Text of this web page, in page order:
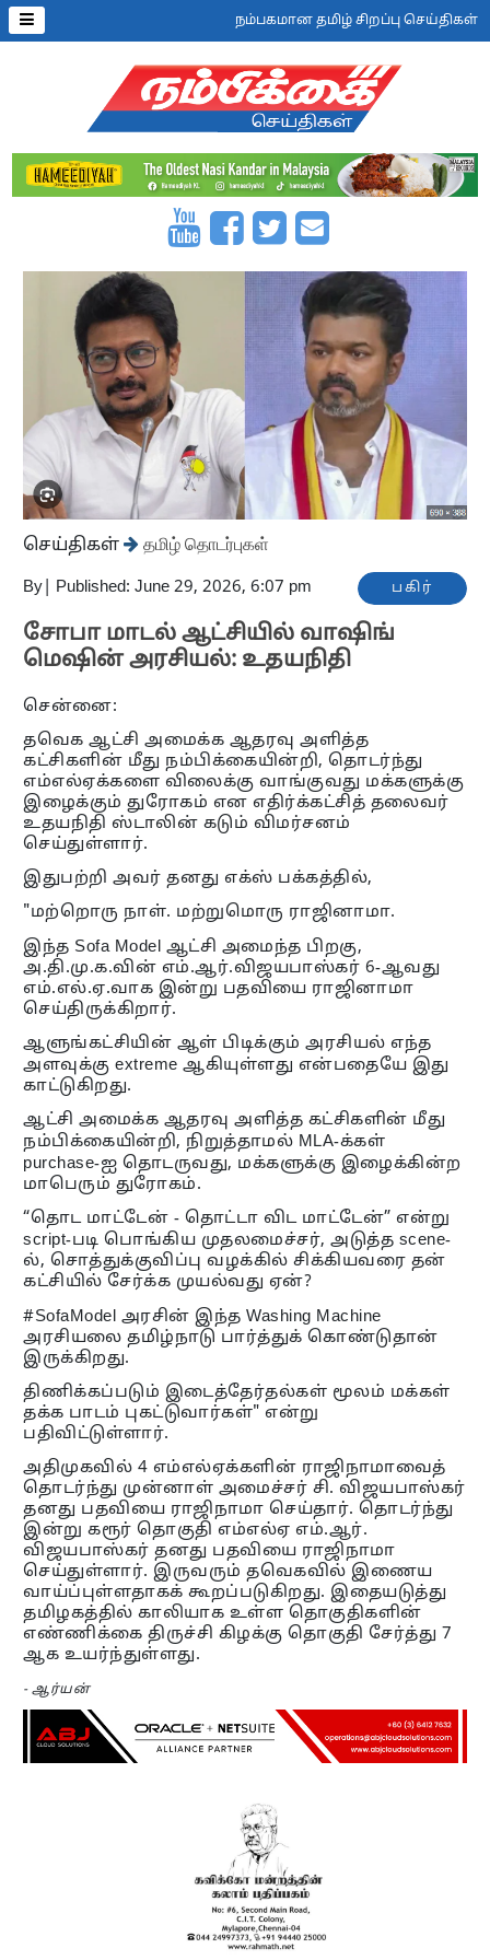
நம்பகமான தமிழ் சிறப்பு செய்திகள்
செய்திகள் தமிழ் தொடர்புகள்
By Published: June 29, 2026, 6:07 pm பகிர்
சோபா மாடல் ஆட்சியில் வாஷிங்
மெஷின் அரசியல்: உதயநிதி
சென்னை:
தவெக ஆட்சி அமைக்க ஆதரவு அளித்த
கட்சிகளின் மீது நம்பிக்கையின்றி, தொடர்ந்து
எம்எல்ஏக்களை விலைக்கு வாங்குவது மக்களுக்கு
இழைக்கும் துரோகம் என எதிர்க்கட்சித் தலைவர்
உதயநிதி ஸ்டாலின் கடும் விமர்சனம்
செய்துள்ளார்.
இதுபற்றி அவர் தனது எக்ஸ் பக்கத்தில்,
"மற்றொரு நாள். மற்றுமொரு ராஜினாமா.
இந்த Sofa Model ஆட்சி அமைந்த பிறகு,
அ.தி.மு.க.வின் எம்.ஆர்.விஜயபாஸ்கர் 6-ஆவது
எம்.எல்.ஏ.வாக இன்று பதவியை ராஜினாமா
செய்திருக்கிறார்.
ஆளுங்கட்சியின் ஆள் பிடிக்கும் அரசியல் எந்த
அளவுக்கு extreme ஆகியுள்ளது என்பதையே இது
காட்டுகிறது.
ஆட்சி அமைக்க ஆதரவு அளித்த கட்சிகளின் மீது
நம்பிக்கையின்றி, நிறுத்தாமல் MLA-க்கள்
purchase-ஐ தொடருவது, மக்களுக்கு இழைக்கின்ற
மாபெரும் துரோகம்.
“தொட மாட்டேன் - தொட்டா விட மாட்டேன்” என்று
script-படி பொங்கிய முதலமைச்சர், அடுத்த scene-
ல், சொத்துக்குவிப்பு வழக்கில் சிக்கியவரை தன்
கட்சியில் சேர்க்க முயல்வது ஏன்?
#SofaModel அரசின் இந்த Washing Machine
அரசியலை தமிழ்நாடு பார்த்துக் கொண்டுதான்
இருக்கிறது.
திணிக்கப்படும் இடைத்தேர்தல்கள் மூலம் மக்கள்
தக்க பாடம் புகட்டுவார்கள்" என்று
பதிவிட்டுள்ளார்.
அதிமுகவில் 4 எம்எல்ஏக்களின் ராஜிநாமாவைத்
தொடர்ந்து முன்னாள் அமைச்சர் சி. விஜயபாஸ்கர்
தனது பதவியை ராஜிநாமா செய்தார். தொடர்ந்து
இன்று கரூர் தொகுதி எம்எல்ஏ எம்.ஆர்.
விஜயபாஸ்கர் தனது பதவியை ராஜிநாமா
செய்துள்ளார். இருவரும் தவெகவில் இணைய
வாய்ப்புள்ளதாகக் கூறப்படுகிறது. இதையடுத்து
தமிழகத்தில் காலியாக உள்ள தொகுதிகளின்
எண்ணிக்கை திருச்சி கிழக்கு தொகுதி சேர்த்து 7
ஆக உயர்ந்துள்ளது.
- ஆர்யன்